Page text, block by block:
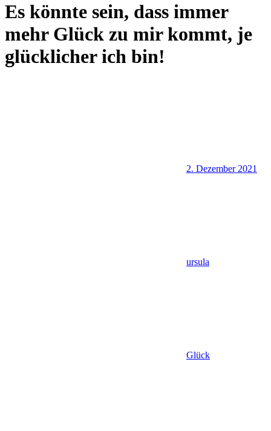
Es könnte sein, dass immer
mehr Glück zu mir kommt, je
glücklicher ich bin!
2. Dezember 2021
ursula
Glück